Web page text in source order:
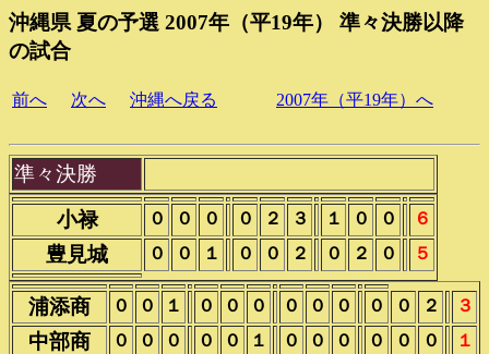
沖縄県 夏の予選 2007年（平19年） 準々決勝以降
の試合
前へ 次へ 沖縄へ戻る 2007年（平19年）へ
準々決勝
小禄
０ ０ ０ ０ ２ ３ １ ０ ０ ６
豊見城 ０ ０ １ ０ ０ ２ ０ ２ ０ ５
浦添商 ０ ０ １ ０ ０ ０ ０ ０ ０ ０ ０ ２ ３
中部商 ０ ０ ０ ０ ０ １ ０ ０ ０ ０ ０ ０ １